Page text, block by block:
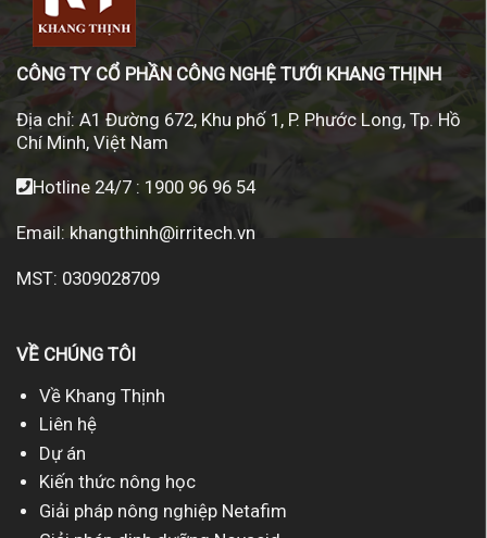
CÔNG TY CỔ PHẦN CÔNG NGHỆ TƯỚI KHANG THỊNH
Địa chỉ: A1 Đường 672, Khu phố 1, P. Phước Long, Tp. Hồ
Chí Minh, Việt Nam
Hotline 24/7 : 1900 96 96 54
Email: khangthinh@irritech.vn
MST: 0309028709
VỀ CHÚNG TÔI
Về Khang Thịnh
Liên hệ
Dự án
Kiến thức nông học
Giải pháp nông nghiệp Netafim